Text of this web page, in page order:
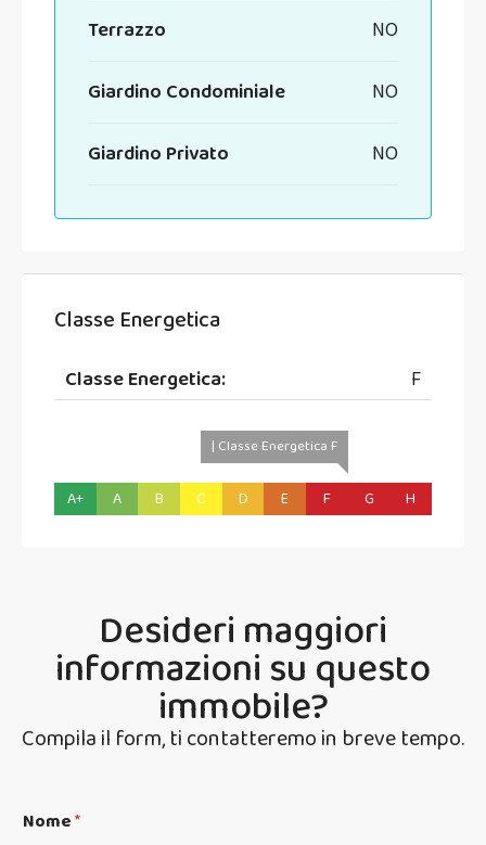
Terrazzo NO
Giardino Condominiale NO
Giardino Privato NO
Classe Energetica
Classe Energetica: F
A+ A B C D E
| Classe Energetica F
F G H
Desideri maggiori
informazioni su questo
immobile?
Compila il form, ti contatteremo in breve tempo.
Nome*